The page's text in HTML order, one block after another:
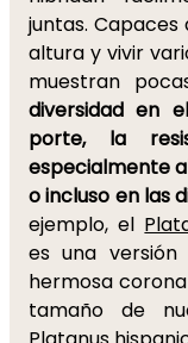
juntas.
altura y vivir
muestran
diversidad en
porte, la
especialmente
o incluso en las
ejemplo, el
es una versión
hermosa
tamaño de